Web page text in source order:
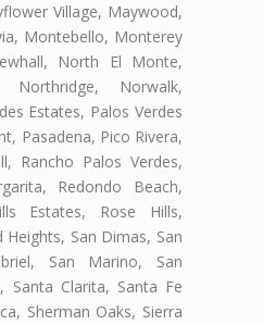
Village, Maywood,
Montebello, Monterey
North El Monte,
Northridge, Norwalk,
Estates, Palos Verdes
Pasadena, Pico Rivera,
Rancho Palos Verdes,
Redondo Beach,
Estates, Rose Hills,
Heights, San Dimas, San
San Marino, San
Santa Clarita, Santa Fe
Sherman Oaks, Sierra